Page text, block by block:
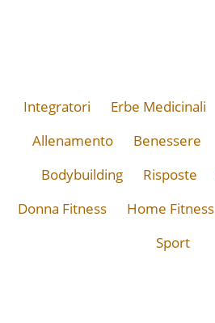
Integratori Erbe Medicinali
Allenamento
Benessere
Bodybuilding
Risposte
Donna Fitness
Home Fitness
Sport